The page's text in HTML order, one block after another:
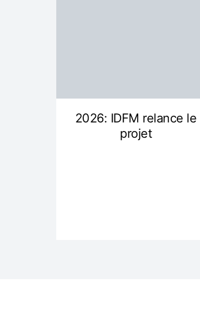
2026: IDFM relance le
projet